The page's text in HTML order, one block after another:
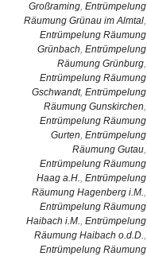
Großraming, Entrümpelung
Räumung Grünau im Almtal,
Entrümpelung Räumung
Grünbach, Entrümpelung
Räumung Grünburg,
Entrümpelung Räumung
Gschwandt, Entrümpelung
Räumung Gunskirchen,
Entrümpelung Räumung
Gurten, Entrümpelung
Räumung Gutau,
Entrümpelung Räumung
Haag a.H., Entrümpelung
Räumung Hagenberg i.M.,
Entrümpelung Räumung
Haibach i.M., Entrümpelung
Räumung Haibach o.d.D.,
Entrümpelung Räumung